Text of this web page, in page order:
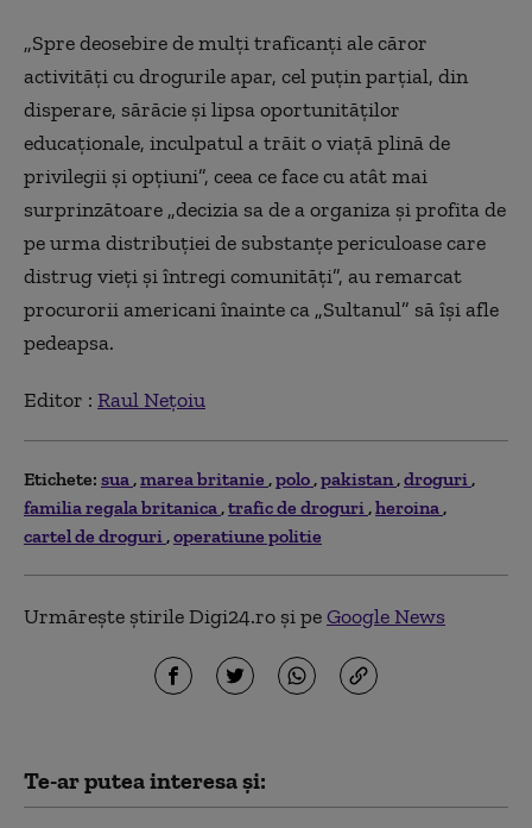
„Spre deosebire de mulți traficanți ale căror
activități cu drogurile apar, cel puțin parțial, din
disperare, sărăcie și lipsa oportunităților
educaționale, inculpatul a trăit o viață plină de
privilegii și opțiuni”, ceea ce face cu atât mai
surprinzătoare „decizia sa de a organiza și profita de
pe urma distribuției de substanțe periculoase care
distrug vieți și întregi comunități”, au remarcat
procurorii americani înainte ca „Sultanul” să își afle
pedeapsa.
Editor : Raul Nețoiu
Etichete: sua marea britanie polo pakistan droguri
familia regala britanica trafic de droguri heroina
cartel de droguri operatiune politie
Urmărește știrile Digi24.ro și peGoogle News
Te-ar putea interesa și: